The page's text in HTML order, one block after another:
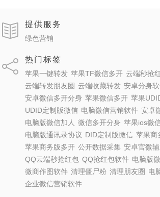
提供服务
绿色营销
热门标签
苹果一键转发 苹果TF微信多开 云端秒抢
云端转发朋友圈 云端收藏转发 安卓分身
安卓微信多开分身 苹果微信多开 苹果
UDID定制版微信 电脑微信营销软件 安卓
电脑版微信加人 微信多开分身 苹果ios微
电脑版通讯录协议 DID定制版微信 苹果商
苹果商务版多开 公开数据采集 安卓官微
QQ云端秒抢红包 QQ抢红包软件 电脑版
微商作图软件 清理僵尸粉 清理朋友圈 电
企业微信营销软件